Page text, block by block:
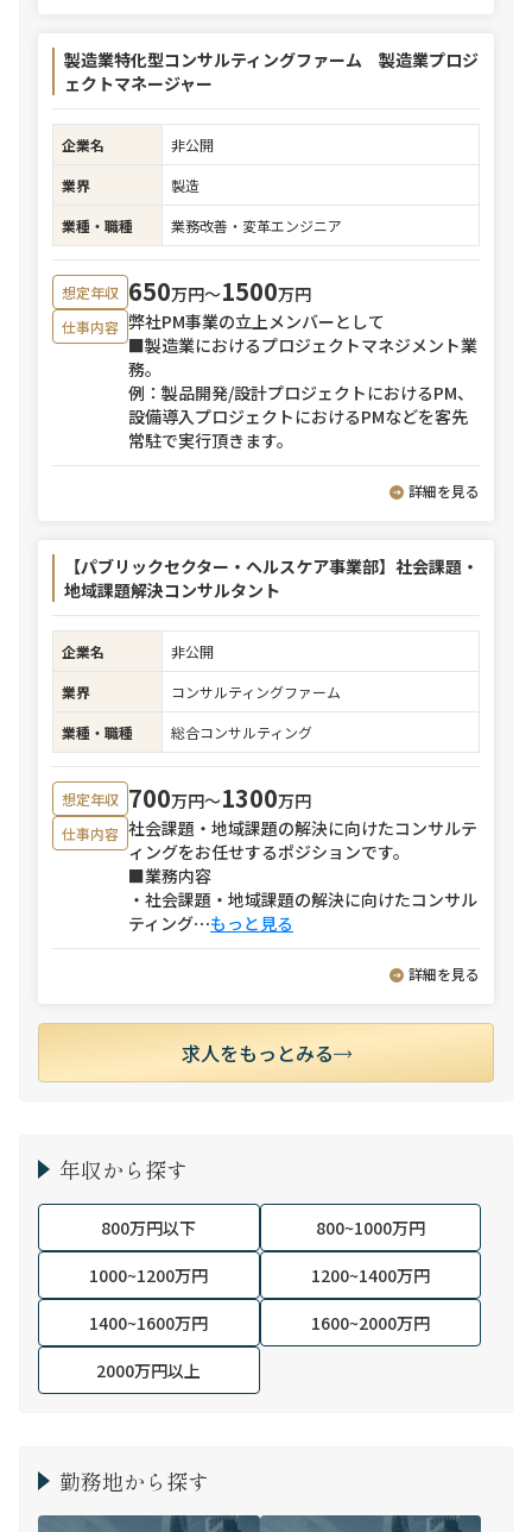
製造業特化型コンサルティングファーム 製造業プロジ
ェクトマネージャー
企業名
非公開
業界
製造
業種・職種
業務改善・変革エンジニア
想定年収 650万円〜1500万円
仕事内容 弊社PM事業の立上メンバーとして
■製造業におけるプロジェクトマネジメント業
務。
例：製品開発/設計プロジェクトにおけるPM、
設備導入プロジェクトにおけるPMなどを客先
常駐で実行頂きます。
詳細を見る
【パブリックセクター・ヘルスケア事業部】社会課題・
地域課題解決コンサルタント
企業名
非公開
業界
コンサルティングファーム
業種・職種
総合コンサルティング
想定年収 700万円〜1300万円
仕事内容 社会課題・地域課題の解決に向けたコンサルテ
ィングをお任せするポジションです。
■業務内容
・社会課題・地域課題の解決に向けたコンサル
ティング⋯もっと見る
詳細を見る
求人をもっとみる
年収から探す
800万円以下
800~1000万円
1000~1200万円
1200~1400万円
1400~1600万円
1600~2000万円
2000万円以上
勤務地から探す